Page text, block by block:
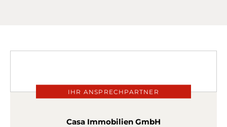
IHR ANSPRECHPARTNER
Casa Immobilien GmbH